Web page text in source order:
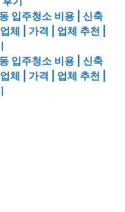
입주청소 비용 | 신축
체 | 가격 | 업체 추천 |
입주청소 비용 | 신축
체 | 가격 | 업체 추천 |